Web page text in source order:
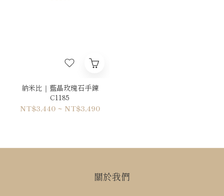
納米比｜藍晶玫瑰石手鍊
C1185
NT$3,440 ~ NT$3,490
關於我們